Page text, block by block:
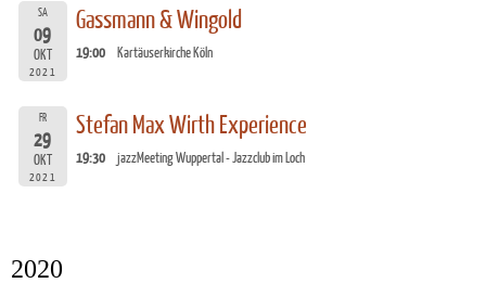
SA
09
OKT
2021
Gassmann & Wingold
19:00 Kartäuserkirche Köln
FR
29
OKT
2021
Stefan Max Wirth Experience
19:30 jazzMeeting Wuppertal - Jazzclub im Loch
2020